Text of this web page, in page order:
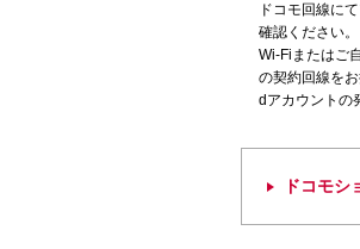
ドコモ回線に
確認ください。
Wi-Fiまたはご
の契約回線を
dアカウントの
ドコモシ